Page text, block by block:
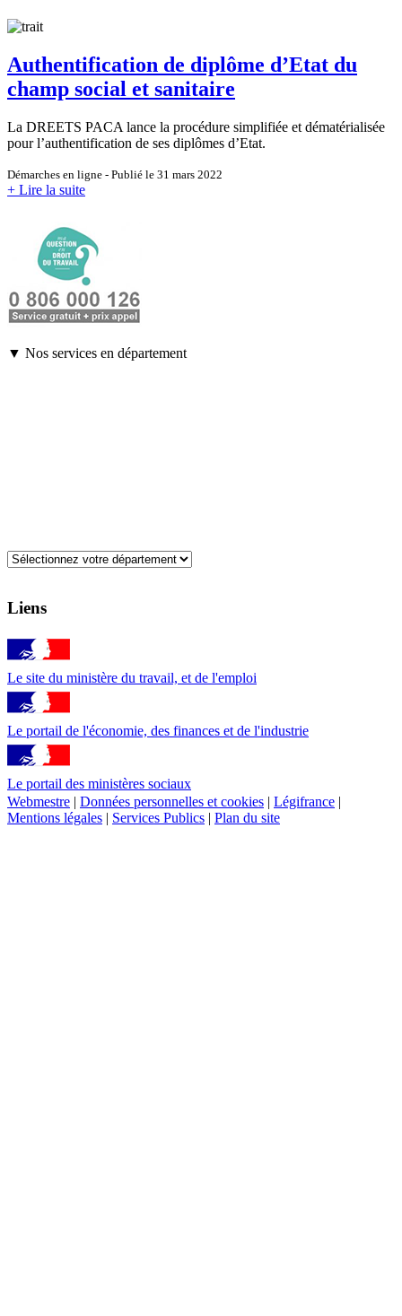
Authentification de diplôme d’Etat du
champ social et sanitaire
La DREETS PACA lance la procédure simplifiée et dématérialisée
pour l’authentification de ses diplômes d’Etat.
Démarches en ligne - Publié le 31 mars 2022
+ Lire la suite
▼ Nos services en département
Liens
Le site du ministère du travail, et de l'emploi
Le portail de l'économie, des finances et de l'industrie
Le portail des ministères sociaux
Webmestre | Données personnelles et cookies | Légifrance |
Mentions légales | Services Publics | Plan du site